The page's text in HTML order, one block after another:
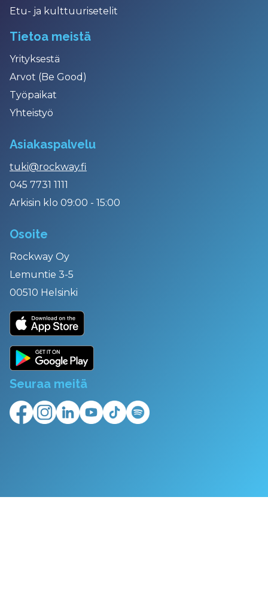
Etu- ja kulttuurisetelit
Tietoa meistä
Yrityksestä
Arvot (Be Good)
Työpaikat
Yhteistyö
Asiakaspalvelu
tuki@rockway.fi
045 7731 1111
Arkisin klo 09:00 - 15:00
Osoite
Rockway Oy
Lemuntie 3-5
00510 Helsinki
Seuraa meitä